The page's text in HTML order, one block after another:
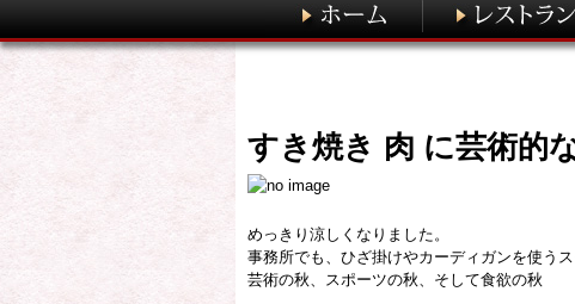
すき焼き 肉 に芸術的
めっきり涼しくなりました。
事務所でも、ひざ掛けやカーディガンを使う
芸術の秋、スポーツの秋、そして食欲の秋